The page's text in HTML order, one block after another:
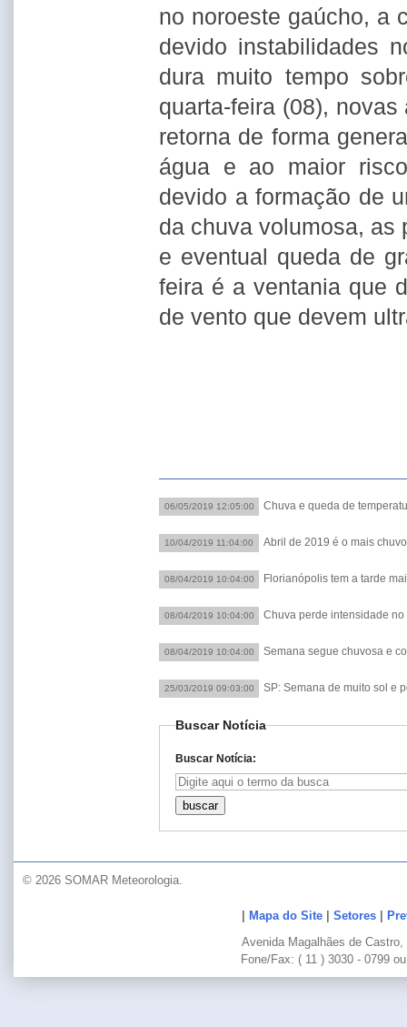
no noroeste gaúcho, a
devido instabilidades
dura muito tempo
quarta-feira (08),
retorna de forma
água e ao maior
devido a formação de
da chuva volumosa, as
e eventual queda de
feira é a ventania que
de vento que devem
06/05/2019 12:05:00 Chuva e queda de
10/04/2019 11:04:00 Abril de 2019 é o mais
08/04/2019 10:04:00 Florianópolis tem a tarde
08/04/2019 10:04:00 Chuva perde intensidade
08/04/2019 10:04:00 Semana segue chuvosa e
25/03/2019 09:03:00 SP: Semana de muito sol e
Buscar Notícia
Buscar Notícia:
© 2026 SOMAR Meteorologia.
Mapa do Site| Setores|
Avenida Magalhães de
Fone/Fax: ( 11 ) 3030 - 0799